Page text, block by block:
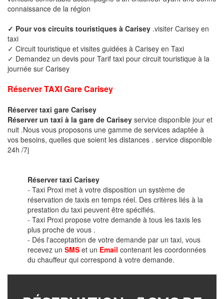
connaissance de la région
✓ Pour vos circuits touristiques à Carisey .visiter Carisey en
taxi
✓ Circuit touristique et visites guidées à Carisey en Taxi
✓ Demandez un devis pour Tarif taxi pour circuit touristique à la
journée sur Carisey
Réserver TAXI Gare Carisey
Réserver taxi gare Carisey
Réserver un taxi à la gare de Carisey service disponible jour et
nuit .Nous vous proposons une gamme de services adaptée à
vos besoins, quelles que soient les distances . service disponible
24h /7j
Réserver taxi Carisey
- Taxi Proxi met à votre disposition un système de
réservation de taxis en temps réel. Des critères liés à la
prestation du taxi peuvent être spécifiés.
- Taxi Proxi propose votre demande à tous les taxis les
plus proche de vous .
- Dés l'acceptation de votre demande par un taxi, vous
recevez un SMS et un Email contenant les coordonnées
du chauffeur qui correspond à votre demande.